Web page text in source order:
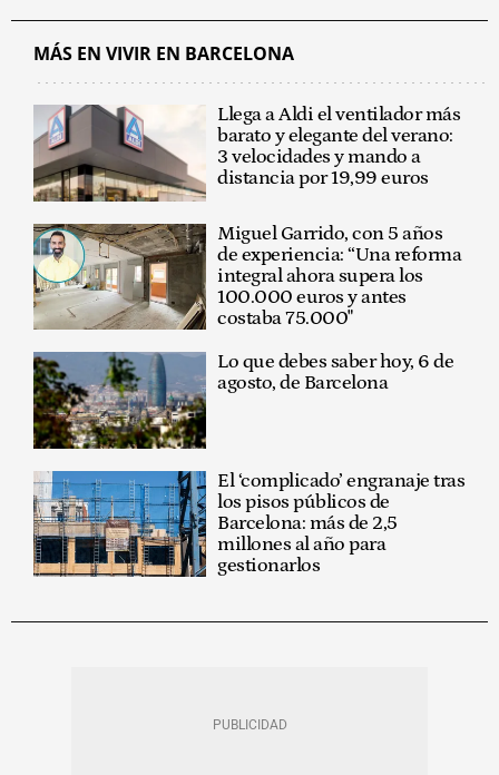
MÁS EN VIVIR EN BARCELONA
Llega a Aldi el ventilador más
barato y elegante del verano:
3 velocidades y mando a
distancia por 19,99 euros
Miguel Garrido, con 5 años
de experiencia: “Una reforma
integral ahora supera los
100.000 euros y antes
costaba 75.000"
Lo que debes saber hoy, 6 de
agosto, de Barcelona
El ‘complicado’ engranaje tras
los pisos públicos de
Barcelona: más de 2,5
millones al año para
gestionarlos